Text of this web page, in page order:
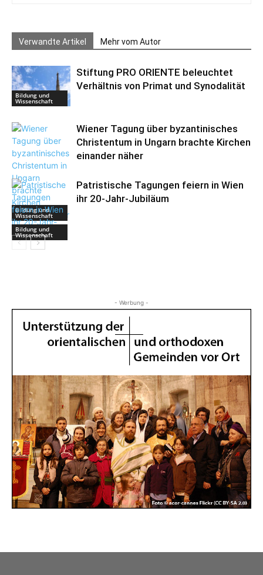
Verwandte Artikel Mehr vom Autor
Bildung und
Wissenschaft
Stiftung PRO ORIENTE beleuchtet
Verhältnis von Primat und Synodalität
Bildung und
Wissenschaft
Wiener Tagung über byzantinisches
Christentum in Ungarn brachte Kirchen
einander näher
Bildung und
Wissenschaft
Patristische Tagungen feiern in Wien
ihr 20-Jahr-Jubiläum
- Werbung -